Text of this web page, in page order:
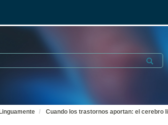
Submit
Linguamente Cuando los trastornos aportan: el cerebro